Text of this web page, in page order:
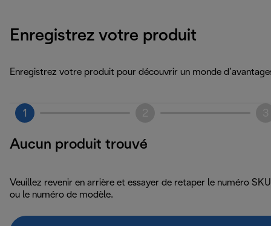
Enregistrez votre produit
Enregistrez votre produit pour découvrir un monde
1
Aucun produit trouvé
Veuillez revenir en arrière et essayer de retaper le numéro SKU
ou le numéro de modèle.